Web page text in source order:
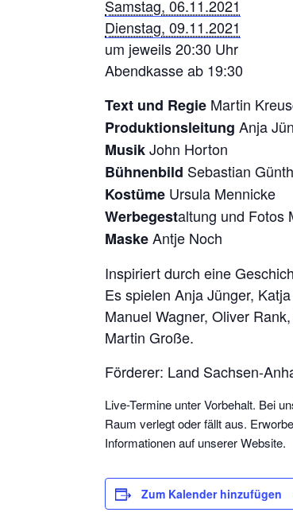
Samstag, 06.11.2021
Dienstag, 09.11.2021
um jeweils 20:30 Uhr
Abendkasse ab 19:30
Text und Regie Martin
Produktionsleitung Anja
MusikJohn Horton
Bühnenbild Sebastian
Kostüme Ursula Mennicke
Werbegestaltung und Fotos
MaskeAntje Noch
Inspiriert durch eine
Es spielen Anja Jünger,
Manuel Wagner, Oliver
Martin Große.
Förderer: Land Sachsen-
Live-Termine unter Vorbehalt. Bei
Raum verlegt oder fällt aus.
Informationen auf unserer Website.
Zum Kalender hinzufügen